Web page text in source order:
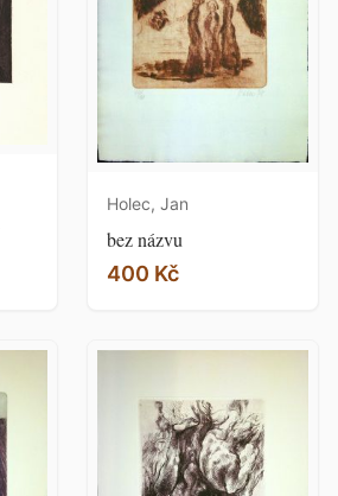
Holec, Jan
bez názvu
400 Kč